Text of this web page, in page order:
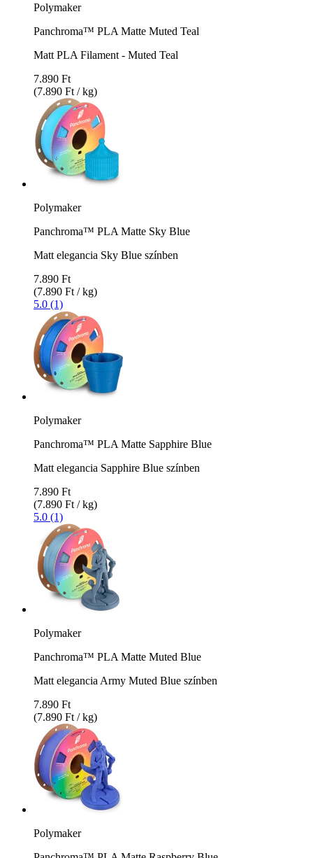
Polymaker
Panchroma™ PLA Matte Muted Teal
Matt PLA Filament - Muted Teal
7.890 Ft
(7.890 Ft / kg)
Polymaker
Panchroma™ PLA Matte Sky Blue
Matt elegancia Sky Blue színben
7.890 Ft
(7.890 Ft / kg)
5.0 (1)
Polymaker
Panchroma™ PLA Matte Sapphire Blue
Matt elegancia Sapphire Blue színben
7.890 Ft
(7.890 Ft / kg)
5.0 (1)
Polymaker
Panchroma™ PLA Matte Muted Blue
Matt elegancia Army Muted Blue színben
7.890 Ft
(7.890 Ft / kg)
Polymaker